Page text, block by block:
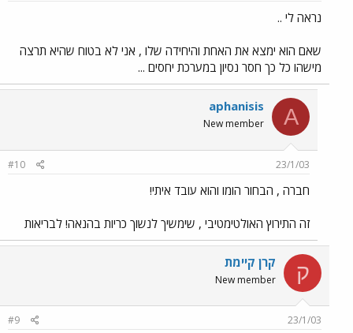
נראה לי ..
שאם הוא ימצא את האחת והיחידה שלו , אני לא בטוח שהיא תרצה
מישהו כל כך חסר נסיון במערכת יחסים ...
A
aphanisis
New member
23/1/03
#10
חברה , הבחור הומו והוא עובד איתי!
זה התירוץ האולטימטיבי , שימשיך לנשוך כריות בהנאה! לבריאות
ק קרן קיימת
New member
23/1/03
#9